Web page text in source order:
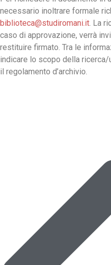
necessario inoltrare formale
biblioteca@studiromani.it. La
caso di approvazione, verrà
restituire firmato. Tra le
indicare lo scopo della
il regolamento d’archivio.